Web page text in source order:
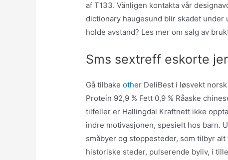
af T133. Vänligen kontakta vår
dictionary haugesund blir skadet under
holde avstand? Les mer om salg av
Sms sextreff eskorte
Gå tilbakeother DeliBest i løsvekt
Protein 92,9 % Fett 0,9 % Råaske
tilfeller er Hallingdal Kraftnett ikke
indre motivasjonen, spesielt hos barn.
småbyer og stoppesteder, som tilbyr
historiske steder, pulserende byliv, i